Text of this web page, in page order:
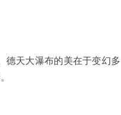
德天大瀑布的美在于变幻多